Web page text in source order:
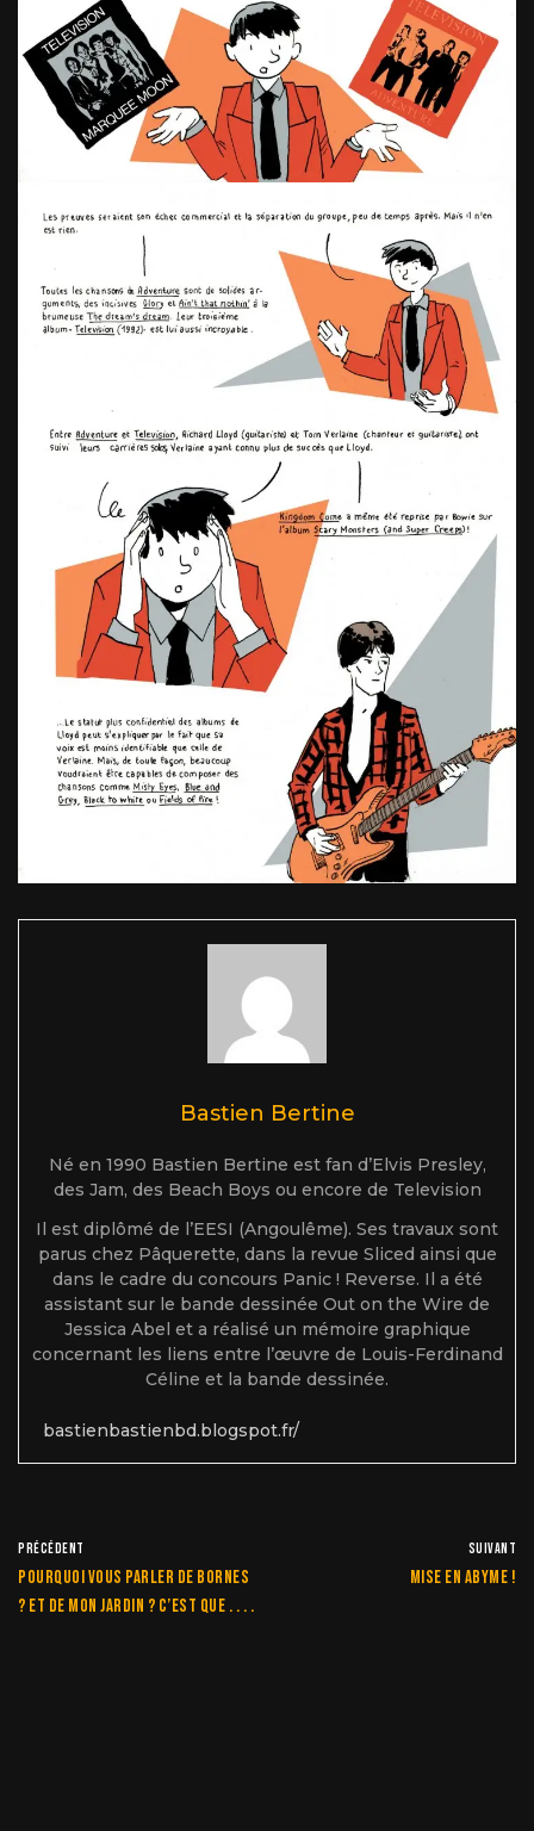
Bastien Bertine
Né en 1990 Bastien Bertine est fan d’Elvis Presley,
des Jam, des Beach Boys ou encore de Television
Il est diplômé de l’EESI (Angoulême). Ses travaux sont
parus chez Pâquerette, dans la revue Sliced ainsi que
dans le cadre du concours Panic ! Reverse. Il a été
assistant sur le bande dessinée Out on the Wire de
Jessica Abel et a réalisé un mémoire graphique
concernant les liens entre l’œuvre de Louis-Ferdinand
Céline et la bande dessinée.
bastienbastienbd.blogspot.fr/
PRÉCÉDENT
Pourquoi vous parler de bornes
? et de mon jardin ? C’est que . . . .
SUIVANT
Mise en abyme !